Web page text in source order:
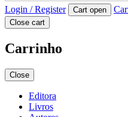
Login / Register Cart open
Close cart
Carrinho
Close
Editora
Livros